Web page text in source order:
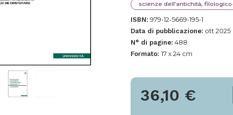
scienze dell’antichità,
ISBN: 979-12-5669-195-1
Data di pubblicazione: ott 2025
N° di pagine: 488
Formato: 17 x 24 cm
36,10 €